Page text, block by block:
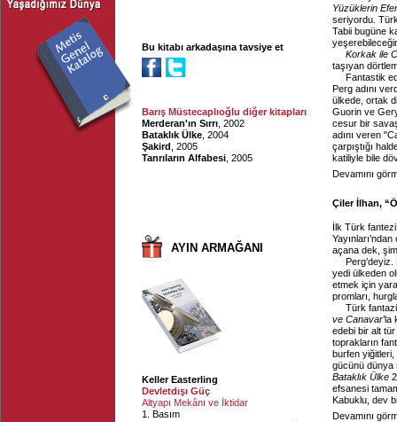
Bu kitabı arkadaşına tavsiye et
Barış Müstecaplıoğlu diğer kitapları
Merderan'ın Sırrı , 2002
Bataklık Ülke , 2004
Şakird , 2005
Tanrıların Alfabesi , 2005
AYIN ARMAĞANI
Keller Easterling
Devletdışı Güç
Altyapı Mekânı ve İktidar
1. Basım
Yüzüklerin
seriyordu.
Tabii bugüne
Korkak ile
taşıyan
Fantastik
Perg adını
ülkede, ortak
Guorin ve
cesur bir
adını veren
çarpıştığı
katiliyle bile
Devamını
Çiler İlhan,
İlk Türk
açana dek,
Perg’deyiz.
yedi ülkeden
etmek için
promları,
Türk fantazi
ve Canavar’la
edebi bir alt
toprakların
burfen
gücünü dünya
Bataklık Ülke
efsanesi
Kabuklu, dev
Devamını